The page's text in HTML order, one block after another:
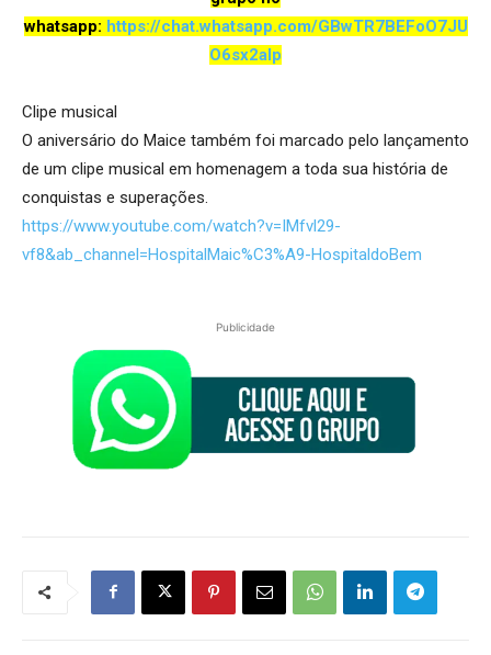
whatsapp: https://chat.whatsapp.com/GBwTR7BEFoO7JU
O6sx2aIp
Clipe musical
O aniversário do Maice também foi marcado pelo lançamento
de um clipe musical em homenagem a toda sua história de
conquistas e superações.
https://www.youtube.com/watch?v=IMfvl29-
vf8&ab_channel=HospitalMaic%C3%A9-HospitaldoBem
Publicidade